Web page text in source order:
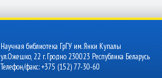
Научная библиотека ГрГУ им. Янки Купалы
ул.Ожешко, 22 г. Гродно 230023 Республика Беларусь
Телефон/факс: +375 (152) 77-30-60